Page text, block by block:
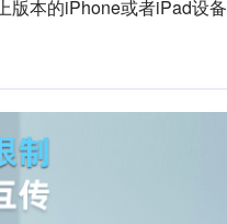
本的iPhone或者iPad设备